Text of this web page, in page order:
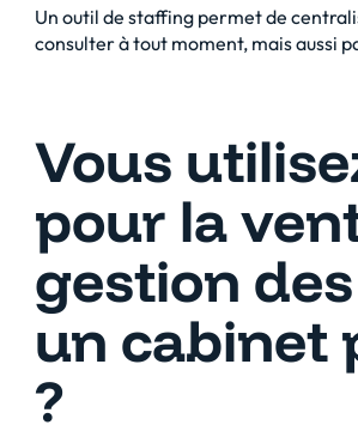
Un outil de staffing permet de
consulter à tout moment, mais aussi
Vous
pour la
gestion
un cabinet
?